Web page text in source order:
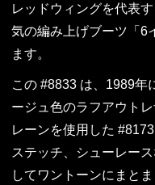
レッドウィングを代表
気の編み上げブーツ「6
ます。
この #8833 は、1989年
ージュ色のラフアウト
レーンを使用した
ステッチ、シューレー
してワントーンにまと